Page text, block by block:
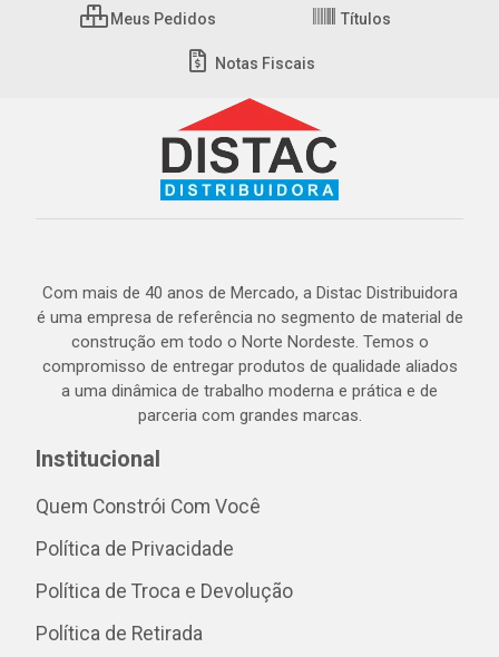
Meus Pedidos Títulos
Notas Fiscais
Com mais de 40 anos de Mercado, a Distac Distribuidora
é uma empresa de referência no segmento de material de
construção em todo o Norte Nordeste. Temos o
compromisso de entregar produtos de qualidade aliados
a uma dinâmica de trabalho moderna e prática e de
parceria com grandes marcas.
Institucional
Quem Constrói Com Você
Política de Privacidade
Política de Troca e Devolução
Política de Retirada